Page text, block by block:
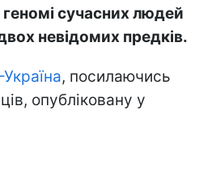
геномі сучасних людей
невідомих предків.
, посилаючись
опубліковану у